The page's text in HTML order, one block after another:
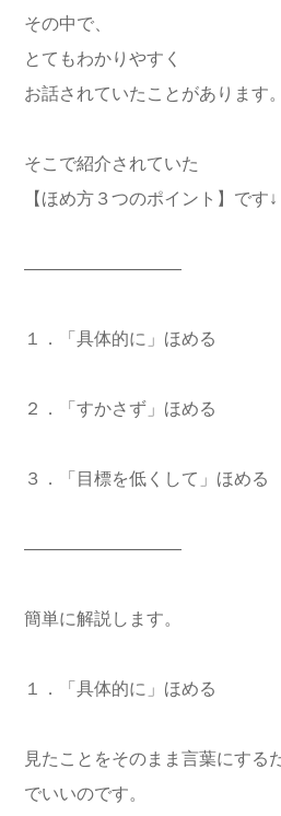
その中で、
とてもわかりやすく
お話されていたことがあります。
そこで紹介されていた
【ほめ方３つのポイント】です↓
—————————
１．「具体的に」ほめる
２．「すかさず」ほめる
３．「目標を低くして」ほめる
—————————
簡単に解説します。
１．「具体的に」ほめる
見たことをそのまま言葉にする
でいいのです。